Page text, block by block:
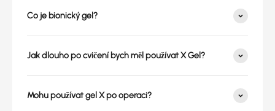
Co je bionický gel?
Jak dlouho po cvičení bych měl používat X Gel?
Mohu používat gel X po operaci?